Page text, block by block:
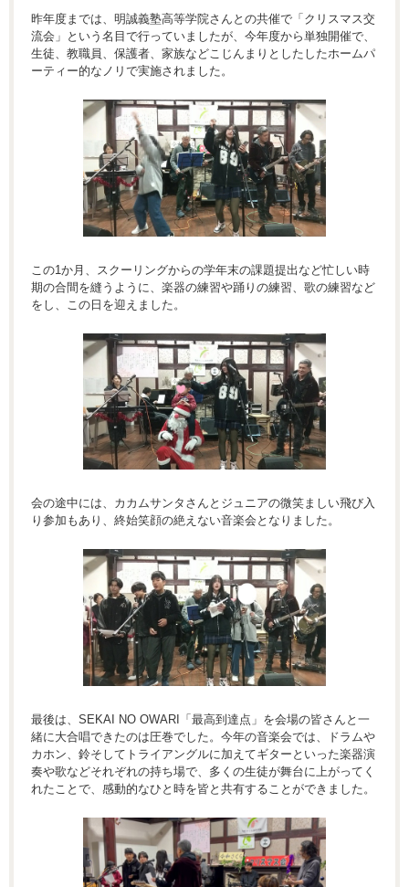
昨年度までは、明誠義塾高等学院さんとの共催で「クリスマス交
流会」という名目で行っていましたが、今年度から単独開催で、
生徒、教職員、保護者、家族などこじんまりとしたしたホームパ
ーティー的なノリで実施されました。
この1か月、スクーリングからの学年末の課題提出など忙しい時
期の合間を縫うように、楽器の練習や踊りの練習、歌の練習など
をし、この日を迎えました。
会の途中には、カカムサンタさんとジュニアの微笑ましい飛び入
り参加もあり、終始笑顔の絶えない音楽会となりました。
最後は、SEKAI NO OWARI「最高到達点」を会場の皆さんと一
緒に大合唱できたのは圧巻でした。今年の音楽会では、ドラムや
カホン、鈴そしてトライアングルに加えてギターといった楽器演
奏や歌などそれぞれの持ち場で、多くの生徒が舞台に上がってく
れたことで、感動的なひと時を皆と共有することができました。